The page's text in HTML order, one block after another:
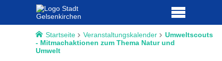
Startseite Veranstaltungskalender
Umweltscouts
- Mitmachaktionen zum Thema Natur und
Umwelt